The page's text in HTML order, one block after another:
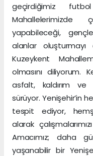
geçirdiğimiz
Mahallelerimizde
yapabileceği,
alanlar oluşturmayı
Kuzeykent
olmasını diliyorum.
asfalt, kaldırım ve
sürüyor. Yenişehir’in
tespit ediyor,
alarak
Amacımız; daha
yaşanabilir bir